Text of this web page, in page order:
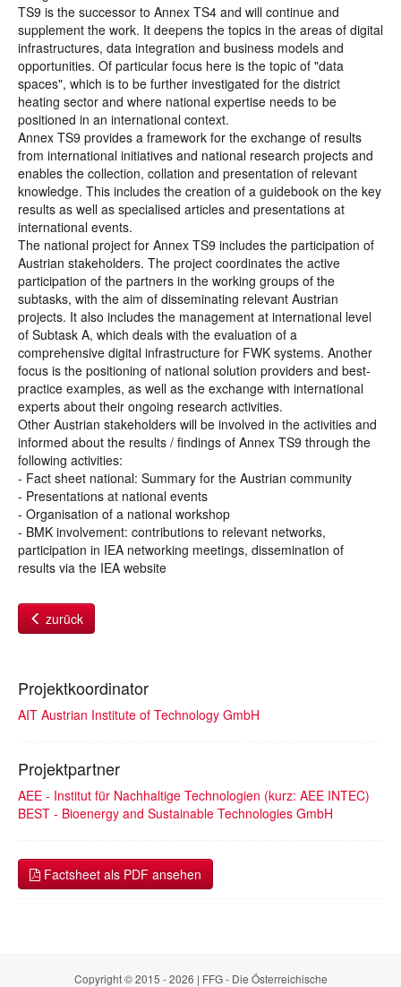
TS9 is the successor to Annex TS4 and will continue and
supplement the work. It deepens the topics in the areas of digital
infrastructures, data integration and business models and
opportunities. Of particular focus here is the topic of "data
spaces", which is to be further investigated for the district
heating sector and where national expertise needs to be
positioned in an international context.
Annex TS9 provides a framework for the exchange of results
from international initiatives and national research projects and
enables the collection, collation and presentation of relevant
knowledge. This includes the creation of a guidebook on the key
results as well as specialised articles and presentations at
international events.
The national project for Annex TS9 includes the participation of
Austrian stakeholders. The project coordinates the active
participation of the partners in the working groups of the
subtasks, with the aim of disseminating relevant Austrian
projects. It also includes the management at international level
of Subtask A, which deals with the evaluation of a
comprehensive digital infrastructure for FWK systems. Another
focus is the positioning of national solution providers and best-
practice examples, as well as the exchange with international
experts about their ongoing research activities.
Other Austrian stakeholders will be involved in the activities and
informed about the results / findings of Annex TS9 through the
following activities:
- Fact sheet national: Summary for the Austrian community
- Presentations at national events
- Organisation of a national workshop
- BMK involvement: contributions to relevant networks,
participation in IEA networking meetings, dissemination of
results via the IEA website
zurück
Projektkoordinator
AIT Austrian Institute of Technology GmbH
Projektpartner
AEE - Institut für Nachhaltige Technologien (kurz: AEE INTEC)
BEST - Bioenergy and Sustainable Technologies GmbH
Factsheet als PDF ansehen
Copyright © 2015 - 2026 | FFG - Die Österreichische